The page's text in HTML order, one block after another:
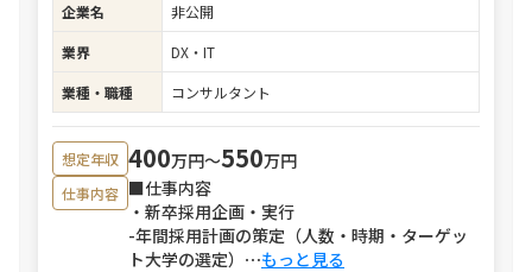
企業名
非公開
業界
DX・IT
業種・職種
コンサルタント
想定年収 400万円〜550万円
仕事内容 ■仕事内容
・新卒採用企画・実行
-年間採用計画の策定（人数・時期・ターゲッ
ト大学の選定） ⋯もっと見る